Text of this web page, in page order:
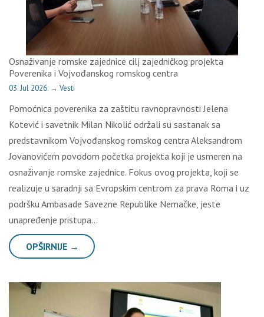
Osnaživanje romske zajednice cilj zajedničkog projekta
Poverenika i Vojvođanskog romskog centra
03. Jul 2026. → Vesti
Pomoćnica poverenika za zaštitu ravnopravnosti Jelena
Kotević i savetnik Milan Nikolić održali su sastanak sa
predstavnikom Vojvođanskog romskog centra Aleksandrom
Jovanovićem povodom početka projekta koji je usmeren na
osnaživanje romske zajednice. Fokus ovog projekta, koji se
realizuje u saradnji sa Evropskim centrom za prava Roma i uz
podršku Ambasade Savezne Republike Nemačke, jeste
unapređenje pristupa…
OPŠIRNIJE →